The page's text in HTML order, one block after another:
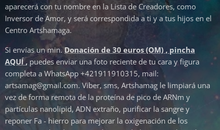
aparecerá con tu nombre en la Lista de Creadores, como
Inversor de Amor, y será correspondida a ti y a tus hijos en el
Centro Artshamaga.
Si envías un min.Donación de 30 euros (OM) , pincha
AQUÍ, puedes enviar una foto reciente de tu cara y figura
completa a WhatsApp +421911910315, mail:
artsamag@gmail.com. Viber, sms, Artshamag le limpiará una
vez de forma remota de la proteína de pico de ARNm y
partículas nanolipid, ADN extraño, purificar la sangre y
reponer Fa - hierro para mejorar la oxigenación de los